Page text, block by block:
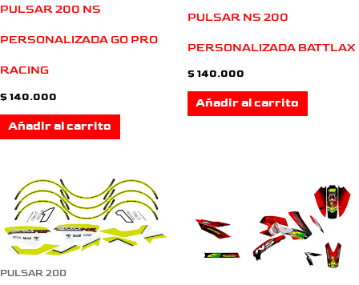
PULSAR 200 NS
PERSONALIZADA GO PRO
RACING
$ 140.000
Añadir al carrito
PULSAR NS 200
PERSONALIZADA BATTLAX
$ 140.000
Añadir al carrito
PULSAR 200